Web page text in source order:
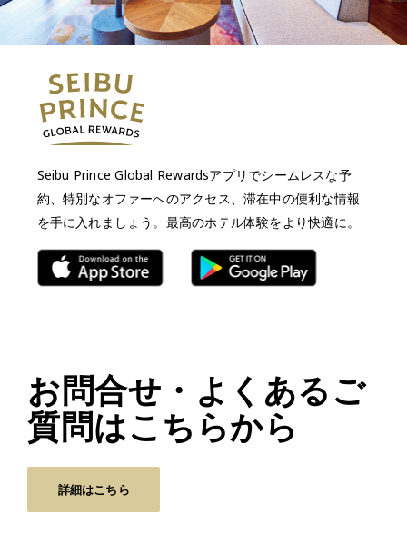
Seibu Prince Global Rewardsアプリでシームレスな予
約、特別なオファーへのアクセス、滞在中の便利な情報
を手に入れましょう。最高のホテル体験をより快適に。
お問合せ・よくあるご
質問はこちらから
詳細はこちら